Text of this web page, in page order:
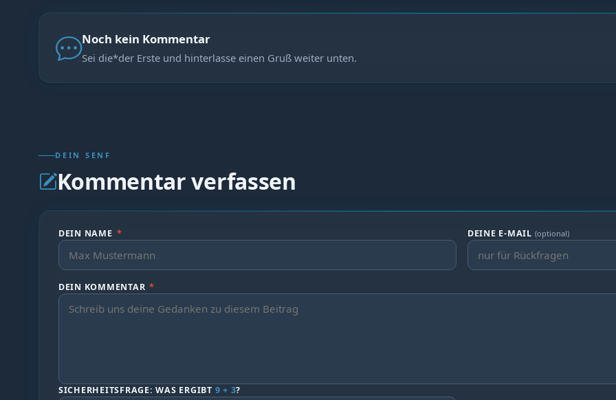
Noch kein Kommentar
Sei die*der Erste und hinterlasse einen Gruß weiter unten.
DEIN SENF
Kommentar verfassen
DEIN NAME * DEINE E-MAIL (optional)
DEIN KOMMENTAR *
SICHERHEITSFRAGE: WAS ERGIBT 9 + 3?